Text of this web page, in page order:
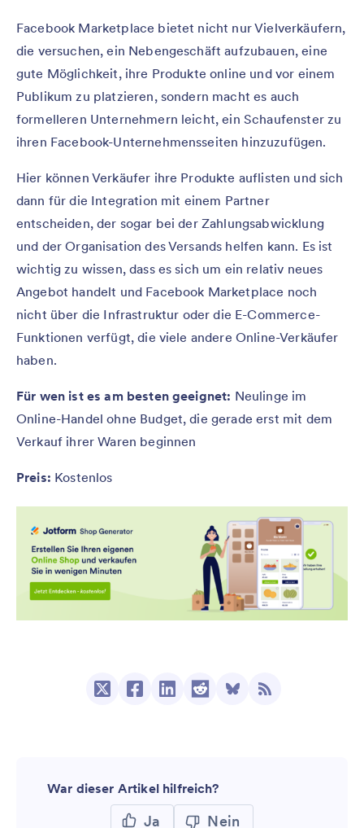
Facebook Marketplace bietet nicht nur Vielverkäufern,
die versuchen, ein Nebengeschäft aufzubauen, eine
gute Möglichkeit, ihre Produkte online und vor einem
Publikum zu platzieren, sondern macht es auch
formelleren Unternehmern leicht, ein Schaufenster zu
ihren Facebook-Unternehmensseiten hinzuzufügen.
Hier können Verkäufer ihre Produkte auflisten und sich
dann für die Integration mit einem Partner
entscheiden, der sogar bei der Zahlungsabwicklung
und der Organisation des Versands helfen kann. Es ist
wichtig zu wissen, dass es sich um ein relativ neues
Angebot handelt und Facebook Marketplace noch
nicht über die Infrastruktur oder die E-Commerce-
Funktionen verfügt, die viele andere Online-Verkäufer
haben.
Für wen ist es am besten geeignet: Neulinge im
Online-Handel ohne Budget, die gerade erst mit dem
Verkauf ihrer Waren beginnen
Preis: Kostenlos
War dieser Artikel hilfreich?
Ja Nein